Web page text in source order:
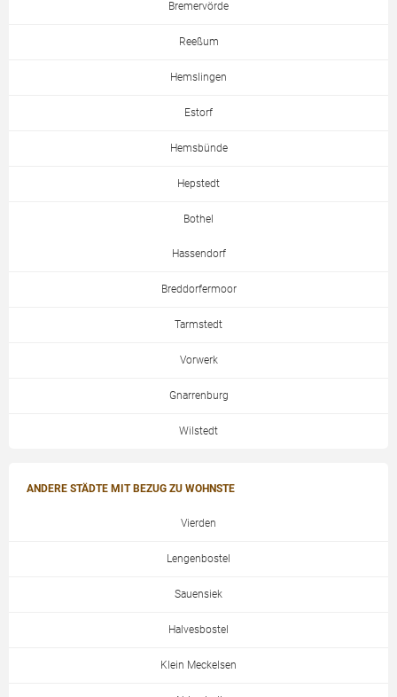
Bremervörde
Reeßum
Hemslingen
Estorf
Hemsbünde
Hepstedt
Bothel
Hassendorf
Breddorfermoor
Tarmstedt
Vorwerk
Gnarrenburg
Wilstedt
ANDERE STÄDTE MIT BEZUG ZU WOHNSTE
Vierden
Lengenbostel
Sauensiek
Halvesbostel
Klein Meckelsen